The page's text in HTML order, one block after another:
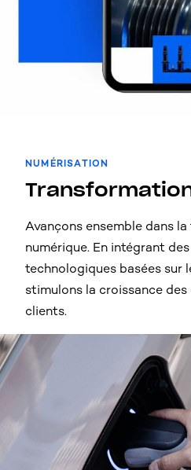
NUMÉRISATION
Avançons ensemble dans
numérique. En intégrant
technologiques basées sur
stimulons la croissance
clients.